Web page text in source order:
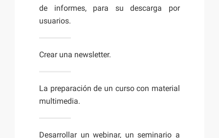
de informes, para su descarga por
usuarios.
Crear una newsletter.
La preparación de un curso con material
multimedia.
Desarrollar un webinar, un seminario a